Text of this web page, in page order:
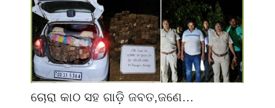
ଚୋରା କାଠ ସହ ଗାଡ଼ି ଜବତ,ଜଣେ…